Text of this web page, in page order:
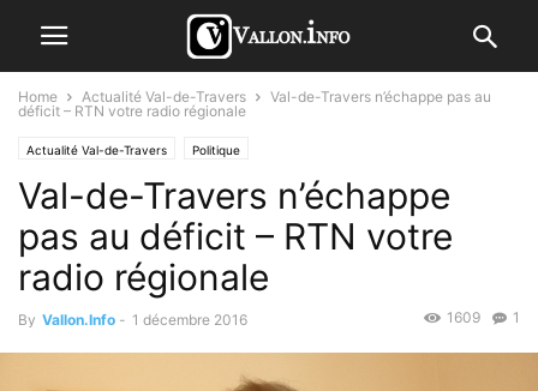
Home Actualité Val-de-Travers
Val-de-Travers n’échappe pas au
déficit – RTN votre radio régionale
Actualité Val-de-Travers Politique
Val-de-Travers n’échappe
pas au déficit – RTN votre
radio régionale
By Vallon.Info - 1 décembre 2016 1
1609